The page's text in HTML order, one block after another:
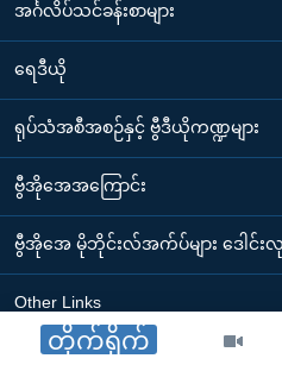
တိုက်ရိုက်
အင်္ဂလိပ်သင်ခန်းစာများ
ရေဒီယို
ရုပ်သံအစီအစဉ်နှင့် ဗွီဒီယိုကဏ္ဍများ
ဗွီအိုအေအကြောင်း
ဗွီအိုအေ မိုဘိုင်းလ်အက်ပ်များ ဒေါင်
Other Links